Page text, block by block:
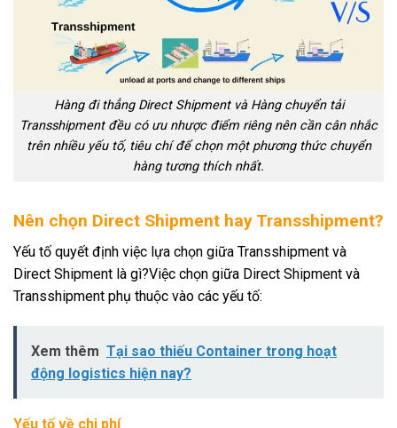
Hàng đi thẳng Direct Shipment và Hàng chuyển tải
Transshipment đều có ưu nhược điểm riêng nên cần cân nhắc
trên nhiều yếu tố, tiêu chí để chọn một phương thức chuyển
hàng tương thích nhất.
Nên chọn Direct Shipment hay Transshipment?
Yếu tố quyết định việc lựa chọn giữa Transshipment và
Direct Shipment là gì?Việc chọn giữa Direct Shipment và
Transshipment phụ thuộc vào các yếu tố:
Xem thêm Tại sao thiếu Container trong hoạt
động logistics hiện nay?
Yếu tố về chi phí